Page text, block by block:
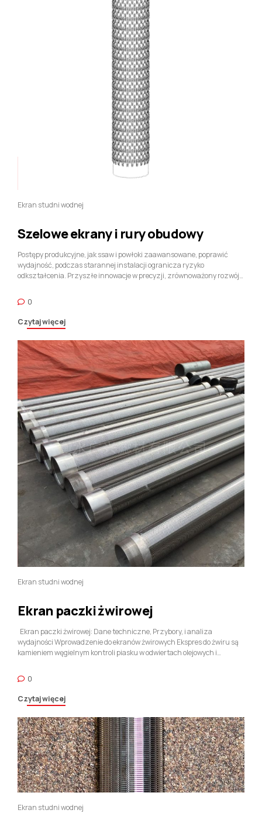
Ekran studni wodnej
0
Szelowe ekrany i rury obudowy
Postępy produkcyjne, jak ssaw i powłoki zaawansowane, poprawić
wydajność, podczas starannej instalacji ogranicza ryzyko
odkształcenia. Przyszłe innowacje w precyzji, zrównoważony rozwój,
ekrany i rury obudowy pozostają kamieniem węgielnym wydajności,
niezawodne systemy studni, dostarczanie opłacalnych rozwiązań dla
różnych branż.
Czytaj więcej
Ekran studni wodnej
0
Ekran paczki żwirowej
Ekran paczki żwirowej: Dane techniczne, Przybory, i analiza
wydajności Wprowadzenie do ekranów żwirowych Ekspres do żwiru są
kamieniem węgielnym kontroli piasku w odwiertach olejowych i
formacyjnego przy jednoczesnym utrzymaniu wydajności. Produkcja
piasku może uszkodzić sprzęt, Clog Pipelines, i zmniejsz wydajność
zbiornika, tworzenie skutecznej kontroli piasku ...
Czytaj więcej
Ekran studni wodnej